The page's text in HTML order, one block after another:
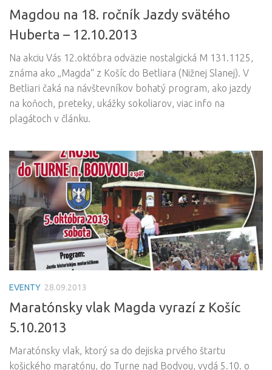
Magdou na 18. ročník Jazdy svätého
Huberta – 12.10.2013
Na akciu Vás 12.októbra odväzie nostalgická M 131.1125,
známa ako „Magda“ z Košíc do Betliara (Nižnej Slanej). V
Betliari čaká na návštevníkov bohatý program, ako jazdy
na koňoch, preteky, ukážky sokoliarov, viac info na
plagátoch v článku.
EVENTY 28.09.2013
Maratónsky vlak Magda vyrazí z Košíc
5.10.2013
Maratónsky vlak, ktorý sa do dejiska prvého štartu
košického maratónu, do Turne nad Bodvou, vydá 5.10. o